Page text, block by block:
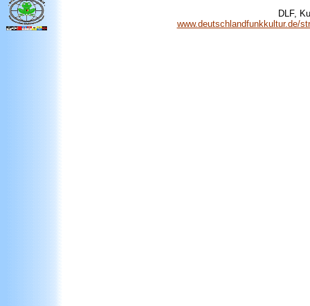
DLF,
www.deutschlandfunkkultur.de/